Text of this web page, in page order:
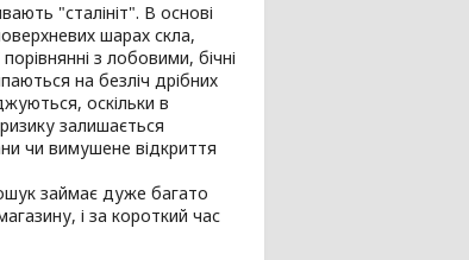
"сталініт". В основі
шарах скла,
з лобовими, бічні
на безліч дрібних
оскільки в
залишається
чи вимушене відкриття
займає дуже багато
і за короткий час